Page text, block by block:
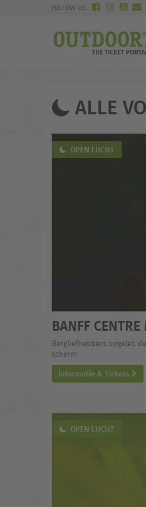
FOLLOW US:
ALLE
OPEN LUCHT
BANFF
Bergliefhebbers opgelet:
scherm.
Informatie & Tickets
OPEN LUCHT